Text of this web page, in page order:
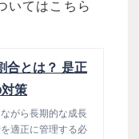
いてはこちら
合とは？ 是正
策
がら長期的な成長
適正に管理する必